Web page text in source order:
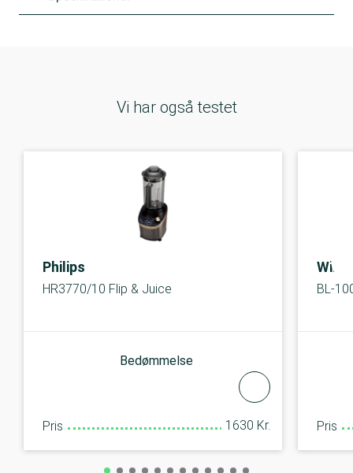
Vi har også testet
Philips
HR3770/10 Flip & Juice
Bedømmelse
Pris 1630 Kr.
Wilfa
BL-
Pris